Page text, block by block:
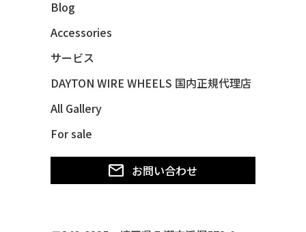
48 CHEVY FLEET AEROSEDAN
48 CHEVY FLEETMASTER CONV
49 MERCURY *MERC9*
50 CHEVY STYLE-LINE*BUBBLES
50 CHEVY SUBURBAN
Blog
Accessories
サービス
DAYTON WIRE WHEELS 国内正規代理店
All Gallery
For sale
お問い合わせ